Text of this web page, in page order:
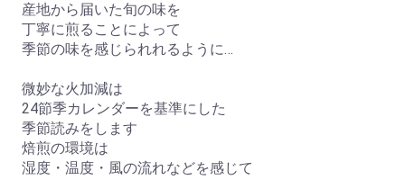
産地から届いた旬の味を
丁寧に煎ることによって
季節の味を感じられれるように…
微妙な火加減は
24節季カレンダーを基準にした
季節読みをします
焙煎の環境は
湿度・温度・風の流れなどを感じて